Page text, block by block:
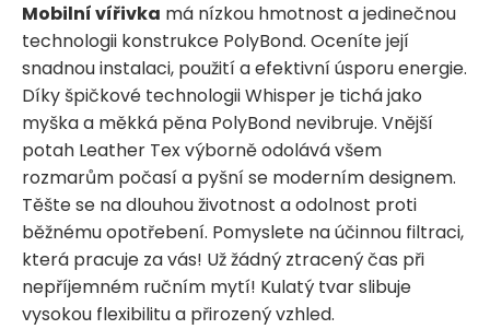
Mobilní vířivka má nízkou hmotnost a jedinečnou
technologii konstrukce PolyBond. Oceníte její
snadnou instalaci, použití a efektivní úsporu energie.
Díky špičkové technologii Whisper je tichá jako
myška a měkká pěna PolyBond nevibruje. Vnější
potah Leather Tex výborně odolává všem
rozmarům počasí a pyšní se moderním designem.
Těšte se na dlouhou životnost a odolnost proti
běžnému opotřebení. Pomyslete na účinnou filtraci,
která pracuje za vás! Už žádný ztracený čas při
nepříjemném ručním mytí! Kulatý tvar slibuje
vysokou flexibilitu a přirozený vzhled.